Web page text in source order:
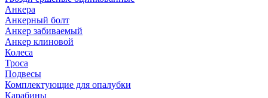
Анкера
Анкерный болт
Анкер забиваемый
Анкер клиновой
Колеса
Троса
Подвесы
Комплектующие для опалубки
Карабины